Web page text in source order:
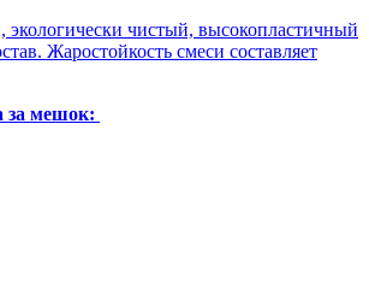
экологически чистый, высокопластичный
Жаростойкость смеси составляет
за мешок: